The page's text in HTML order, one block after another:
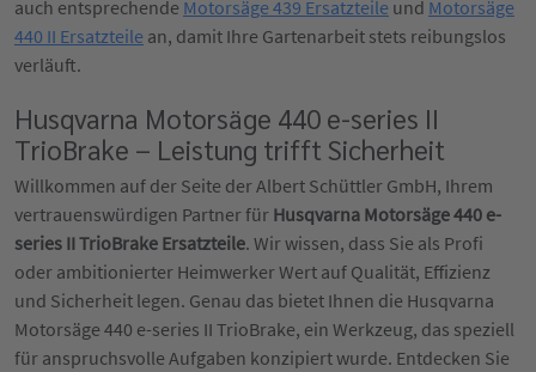
auch entsprechende Motorsäge 439 Ersatzteile und Motorsäge
440 II Ersatzteile an, damit Ihre Gartenarbeit stets reibungslos
verläuft.
Husqvarna Motorsäge 440 e-series II
TrioBrake – Leistung trifft Sicherheit
Willkommen auf der Seite der Albert Schüttler GmbH, Ihrem
vertrauenswürdigen Partner für Husqvarna Motorsäge 440 e-
series II TrioBrake Ersatzteile. Wir wissen, dass Sie als Profi
oder ambitionierter Heimwerker Wert auf Qualität, Effizienz
und Sicherheit legen. Genau das bietet Ihnen die Husqvarna
Motorsäge 440 e-series II TrioBrake, ein Werkzeug, das speziell
für anspruchsvolle Aufgaben konzipiert wurde. Entdecken Sie